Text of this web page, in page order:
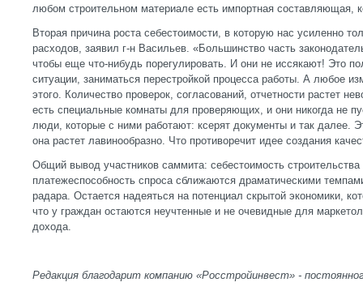
любом строительном материале есть импортная составляющая,
Вторая причина роста себестоимости, в которую нас усиленно
расходов, заявил г-н Васильев. «Большинство часть
чтобы еще что-нибудь порегулировать. И они не иссякают! Это
ситуации, заниматься перестройкой процесса работы. А любое
этого. Количество проверок, согласований, отчетности растет
есть специальные комнаты для проверяющих, и они никогда не
люди, которые с ними работают: ксерят документы и так далее.
она растет лавинообразно. Что противоречит идее создания
Общий вывод участников саммита: себестоимость
платежеспособность спроса сближаются драматическими
радара. Остается надеяться на потенциал скрытой экономики,
что у граждан остаются неучтенные и не очевидные для
дохода.
Редакция благодарит компанию «Росстройинвест» -